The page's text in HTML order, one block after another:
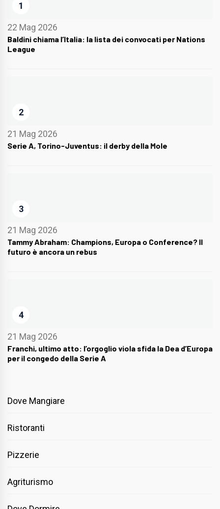
1
22 Mag 2026
Baldini chiama l’Italia: la lista dei convocati per Nations
League
2
21 Mag 2026
Serie A, Torino-Juventus: il derby della Mole
3
21 Mag 2026
Tammy Abraham: Champions, Europa o Conference? Il
futuro è ancora un rebus
4
21 Mag 2026
Franchi, ultimo atto: l’orgoglio viola sfida la Dea d’Europa
per il congedo della Serie A
Dove Mangiare
Ristoranti
Pizzerie
Agriturismo